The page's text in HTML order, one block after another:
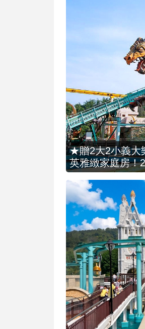
★贈2大2小義大
英雅緻家庭房！